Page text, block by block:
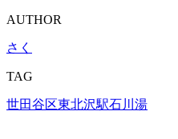
AUTHOR
さく
TAG
世田谷区東北沢駅石川湯